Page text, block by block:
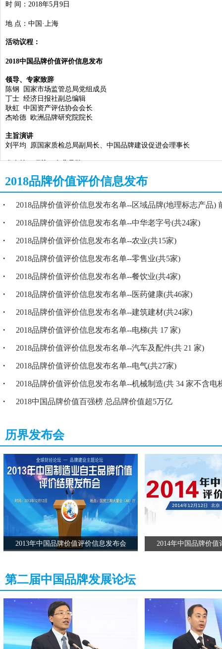
中国集群品牌联盟成立启动仪式
张沁荣: “大国品牌”在于把“匠心”注入产品细节
刘平均：需建立有中国特色的品牌价值评价机制
时 间：2018年5月9日
地 点：中国·上海
活动议程：
2018中国品牌价值评价信息发布
领导、专家致辞
陈钢 国家市场监管总局党组成员
丁士 经济日报社副总编辑
耿虹 中国资产评估协会会长
杰哈德 欧洲品牌研究院院长
主旨演讲
刘平均 原国家质检总局副局长、中国品牌建设促进会理事长
企业品牌价值评价结果发布（能源化工 /机械制造
发布人：郑志受 中国品牌建设促进会秘书长
企业嘉宾发表感言
企业品牌价值评价结果发布（轻工 汽车 冶金有色 电梯）
发布人：张国春 中国资产评估协会副会长兼秘书长
企业嘉宾发表感言
企业品牌价值评价结果发布（纺织服装鞋帽/建筑建材/食品加工
发布人：路鸣 中国国际贸促会研究院副院长
企业嘉宾发表感言
发布第三环节：中华老字号品牌、自主创新品牌
中华老字号品牌、自主创新品牌
企业嘉宾发表感言
发布人：武津生 中国品牌建设促进会地理标志与区域品牌专业技术委
地方政府嘉宾发表感言
主持人宣布2018中国品牌价值评价信息发布活动圆满结束，请各位领
点前准时参加下午举行的“第二届中国品牌发展论坛”活动。
第二届中国品牌发展论坛暨 2018中国品牌价值百强榜发布
第一环节：论坛开幕
领导致辞：
主题：新时代品牌强国之路/高质量品质革命行动
张沁荣 原国家质检总局副局长
第二环节：主旨演讲
主题：国际品牌发展经验与实践
鲍勃•巴彻斯 国际反假联盟主席
2018品牌价值评价信息发布
・ 2018品牌价值评价信息发布名单--区域品牌(地理标志产品)
・ 2018品牌价值评价信息发布名单--中华老字号(共24家)
・ 2018品牌价值评价信息发布名单--农业(共15家)
・ 2018品牌价值评价信息发布名单--零售业(共5家)
・ 2018品牌价值评价信息发布名单--餐饮业(共4家)
・ 2018品牌价值评价信息发布名单--医药健康(共46家)
・ 2018品牌价值评价信息发布名单--建筑建材(共24家)
・ 2018品牌价值评价信息发布名单--电梯(共 17 家)
・ 2018品牌价值评价信息发布名单--汽车及配件(共 21 家)
・ 2018品牌价值评价信息发布名单--电气(共27家)
・ 2018品牌价值评价信息发布名单--机械制造(共 34 家不含电
・ 2018中国品牌价值百强榜 总品牌价值超5万亿
历界发布会
2013年中国品牌价值评价信息发布会 2014年中国品牌价值
第二届中国品牌发展论坛